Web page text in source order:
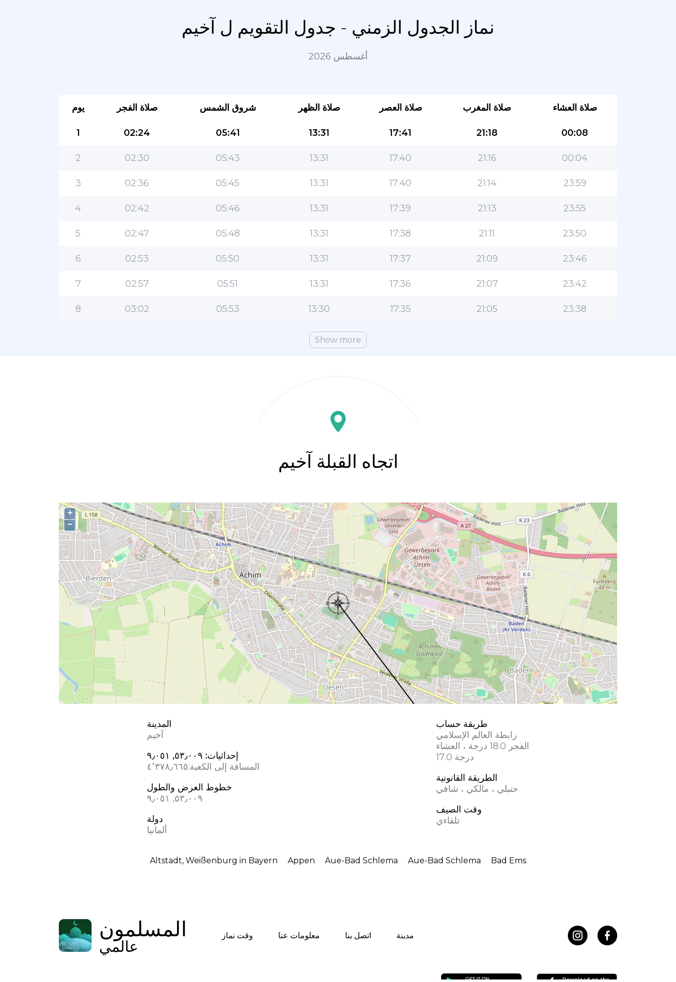
نماز الجدول الزمني - جدول التقويم ل آخيم
أغسطس 2026
يوم صلاة الفجر شروق الشمس صلاة الظهر صلاة العصر صلاة المغرب صلاة العشاء
1 02:24 05:41 13:31 17:41 21:18 00:08
2 02:30 05:43 13:31 17:40 21:16 00:04
3 02:36 05:45 13:31 17:40 21:14 23:59
4 02:42 05:46 13:31 17:39 21:13 23:55
5 02:47 05:48 13:31 17:38 21:11 23:50
6 02:53 05:50 13:31 17:37 21:09 23:46
7 02:57 05:51 13:31 17:36 21:07 23:42
8 03:02 05:53 13:30 17:35 21:05 23:38
Show more
اتجاه القبلة آخيم
+
−
المدينة
آخيم
إحداثيات: ٥٣٫٠٠٩, ٩٫٠٥١
المسافة إلى الكعبة:٤٬٣٧٨٫٦٦٥
خطوط العرض والطول
٥٣٫٠٠٩, ٩٫٠٥١
دولة
ألمانيا
طريقة حساب
رابطة العالم الإسلامي
الفجر 18.0 درجة ، العشاء
17.0 درجة
الطريقة القانونية
حنبلي ، مالكي ، شافي
وقت الصيف
تلقاءي
Altstadt, Weißenburg in Bayern Appen Aue-Bad Schlema Aue-Bad Schlema Bad Ems
المسلمون
عالمي وقت نماز معلومات عنا اتصل بنا مدينة
التطبيق الأكثر شعبية للمسلمين!
التطبيق الإسلامي الشهير لنمط الحياة ، مع ميزات سهلة